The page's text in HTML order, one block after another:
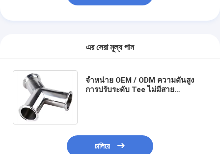
এর সেরা মূল্য পান
จําหน่าย OEM / ODM ความดันสูง
การปรับระดับ Tee ไม่มีสาย
চালিয়ে